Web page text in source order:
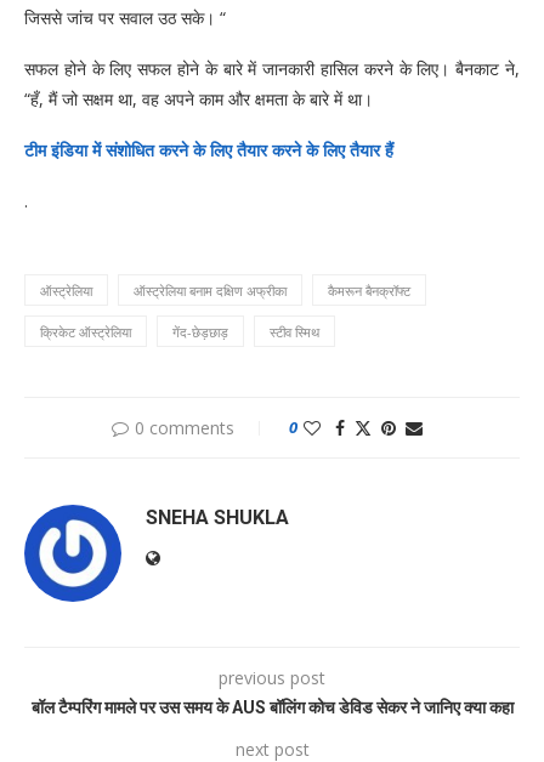
जिससे जांच पर सवाल उठ सके। “
सफल होने के लिए सफल होने के बारे में जानकारी हासिल करने के लिए। बैनकाट ने,
“हँ, मैं जो सक्षम था, वह अपने काम और क्षमता के बारे में था।
टीम इंडिया में संशोधित करने के लिए तैयार करने के लिए तैयार हैं
.
ऑस्ट्रेलिया ऑस्ट्रेलिया बनाम दक्षिण अफ्रीका कैमरून बैनक्रॉफ्ट
क्रिकेट ऑस्ट्रेलिया गेंद-छेड़छाड़ स्टीव स्मिथ
0 comments 0
SNEHA SHUKLA
previous post
बॉल टैम्परिंग मामले पर उस समय के AUS बॉलिंग कोच डेविड सेकर ने जानिए क्या कहा
next post